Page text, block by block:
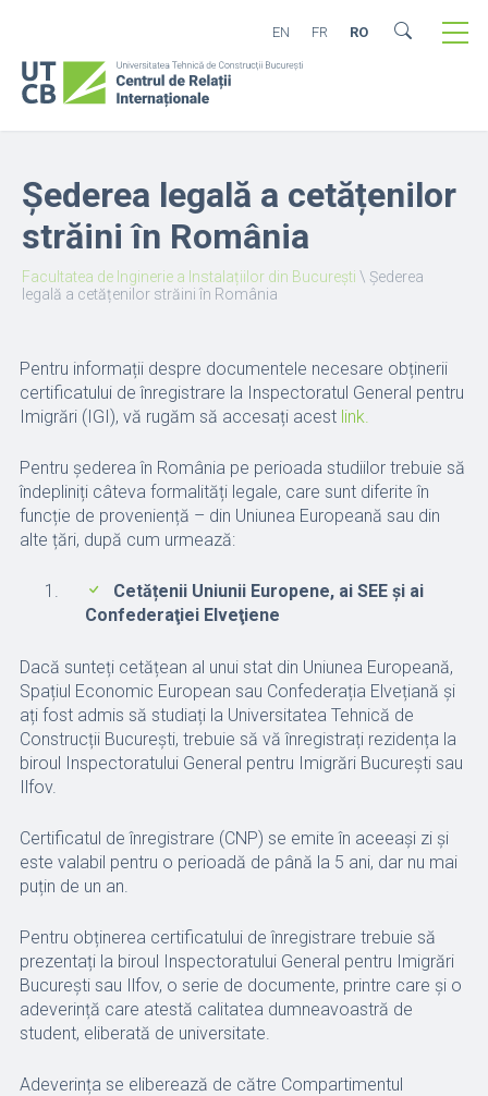
EN FR RO
Șederea legală a cetățenilor
străini în România
Facultatea de Inginerie a Instalațiilor din București \ Șederea
legală a cetățenilor străini în România
Pentru informații despre documentele necesare obținerii
certificatului de înregistrare la Inspectoratul General pentru
Imigrări (IGI), vă rugăm să accesați acest link.
Pentru șederea în România pe perioada studiilor trebuie să
îndepliniți câteva formalități legale, care sunt diferite în
funcție de proveniență – din Uniunea Europeană sau din
alte țări, după cum urmează:
Cetățenii Uniunii Europene, ai SEE şi ai
Confederaţiei Elveţiene
Dacă sunteți cetățean al unui stat din Uniunea Europeană,
Spațiul Economic European sau Confederația Elvețiană și
ați fost admis să studiați la Universitatea Tehnică de
Construcții București, trebuie să vă înregistrați rezidența la
biroul Inspectoratului General pentru Imigrări București sau
Ilfov.
Certificatul de înregistrare (CNP) se emite în aceeași zi și
este valabil pentru o perioadă de până la 5 ani, dar nu mai
puțin de un an.
Pentru obținerea certificatului de înregistrare trebuie să
prezentați la biroul Inspectoratului General pentru Imigrări
București sau Ilfov, o serie de documente, printre care și o
adeverință care atestă calitatea dumneavoastră de
student, eliberată de universitate.
Adeverința se eliberează de către Compartimentul